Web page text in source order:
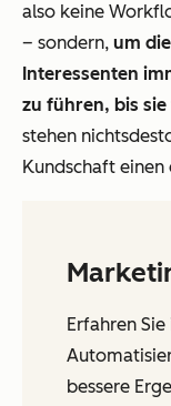
also keine
– sondern, um
Interessenten
zu führen, bis
stehen
Kundschaft
Erfahren
bessere